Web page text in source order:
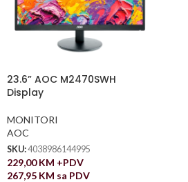
23.6” AOC M2470SWH
Display
MONITORI
AOC
SKU:4038986144995
229,00KM +PDV
267,95 KM sa PDV